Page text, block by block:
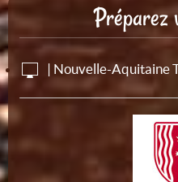
Préparez
| Nouvelle-Aquitaine